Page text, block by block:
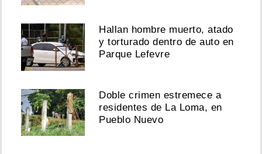
Hallan hombre muerto, atado
y torturado dentro de auto en
Parque Lefevre
Doble crimen estremece a
residentes de La Loma, en
Pueblo Nuevo